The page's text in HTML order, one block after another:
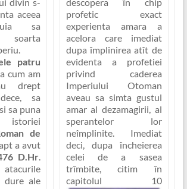
divin s-
aceea
sa
soarta
patru
cum am
drept
sa
sa puna
de
a avut
D.Hr.
dure ale
descopera în chip
profetic exact
experienta amara a
acelora care imediat
dupa împlinirea atît de
evidenta a profetiei
privind caderea
Imperiului Otoman
aveau sa simta gustul
amar al dezamagirii, al
sperantelor lor
neîmplinite. Imediat
deci, dupa încheierea
celei de a sasea
trîmbite, citim în
capitolul 10